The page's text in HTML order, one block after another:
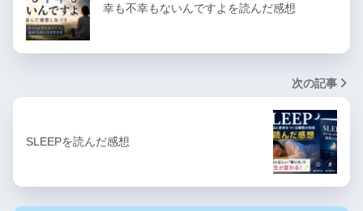
幸も不幸もないんですよを読んだ感想
次の記事
SLEEPを読んだ感想